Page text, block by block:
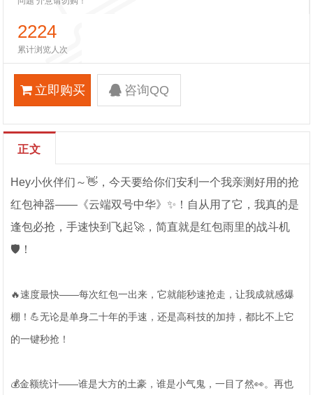
2224
累计浏览人次
立即购买 咨询QQ
正文
Hey小伙伴们～👋，今天要给你们安利一个我亲测好用的抢
红包神器——《云端双号中华》✨！自从用了它，我真的是
逢包必抢，手速快到飞起🚀，简直就是红包雨里的战斗机
🛡️！
🔥速度最快——每次红包一出来，它就能秒速抢走，让我成就感爆
棚！💪无论是单身二十年的手速，还是高科技的加持，都比不上它
的一键秒抢！
💰金额统计——谁是大方的土豪，谁是小气鬼，一目了然👀。再也